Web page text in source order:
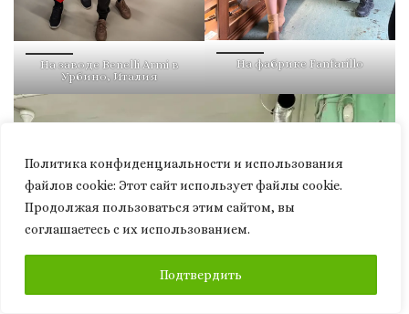
Политика конфиденциальности и использования
файлов сookie: Этот сайт использует файлы cookie.
Продолжая пользоваться этим сайтом, вы
соглашаетесь с их использованием.
Подтвердить
На заводе Benelli Armi в
Урбино, Италия
На фабрике Fanfarillo